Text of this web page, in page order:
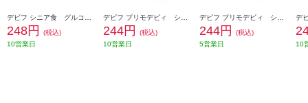
248円
(税込)
10営業日
244円
(税込)
10営業日
244円
(税込)
5営業日
10